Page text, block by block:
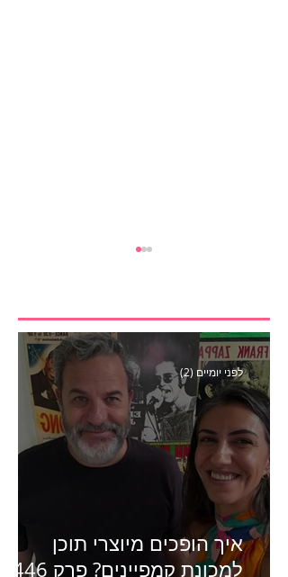
עשו מה שבקראנץ׳
שלהם? פרק 444 עם רועי
מדלי מנהל קריאייטיב
בגליקמן על הקמפיין
האחרון של קראנץ׳
איך הופכים מיוצרי תוכן
למכונת קמפיינים? פרק 446
לפני יומיים (2)